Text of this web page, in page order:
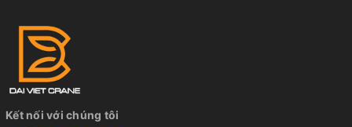
Kết nối với chúng tôi